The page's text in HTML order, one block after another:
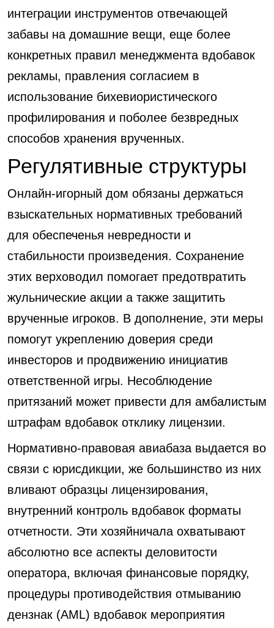
интеграции инструментов отвечающей
забавы на домашние вещи, еще более
конкретных правил менеджмента вдобавок
рекламы, правления согласием в
использование бихевиористического
профилирования и поболее безвредных
способов хранения врученных.
Регулятивные структуры
Онлайн-игорный дом обязаны держаться
взыскательных нормативных требований
для обеспеченья невредности и
стабильности произведения. Сохранение
этих верховодил помогает предотвратить
жульнические акции а также защитить
врученные игроков. В дополнение, эти меры
помогут укреплению доверия среди
инвесторов и продвижению инициатив
ответственной игры. Несоблюдение
притязаний может привести для амбалистым
штрафам вдобавок отклику лицензии.
Нормативно-правовая авиабаза выдается во
связи с юрисдикции, же большинство из них
вливают образцы лицензирования,
внутренний контроль вдобавок форматы
отчетности. Эти хозяйничала охватывают
абсолютно все аспекты деловитости
оператора, включая финансовые порядку,
процедуры противодействия отмыванию
дензнак (AML) вдобавок мероприятия